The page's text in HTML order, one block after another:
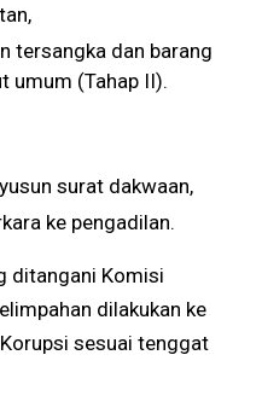
tersangka dan barang
umum (Tahap II).
surat dakwaan,
ke pengadilan.
ditangani Komisi
dilakukan ke
sesuai tenggat